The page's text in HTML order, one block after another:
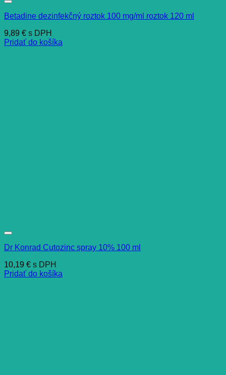
Betadine dezinfekčný roztok 100 mg/ml roztok 120 ml
9,89 € s DPH
Pridať do košíka
Dr Konrad Cutozinc spray 10% 100 ml
10,19 € s DPH
Pridať do košíka